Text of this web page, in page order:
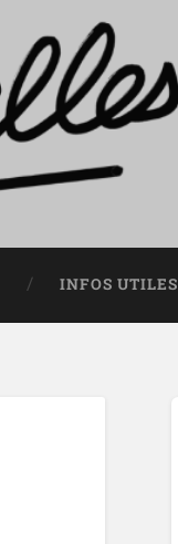
INFOS UTILES